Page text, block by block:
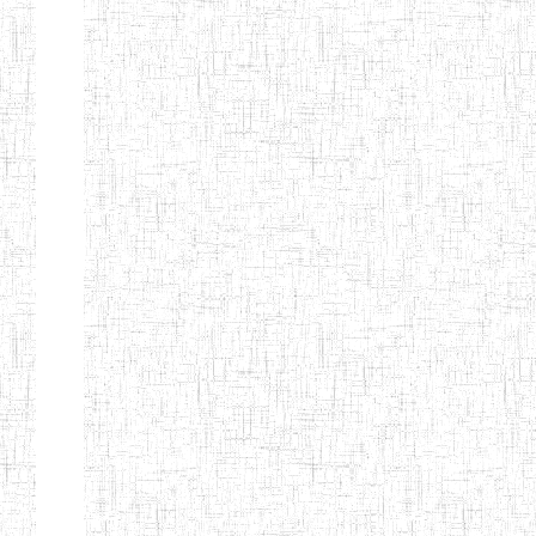
Début Préc. 1 2 3 4 5
6
Suivant
Fin
Etablissements
d'enseignement
secondaire
technique
et
professionnel